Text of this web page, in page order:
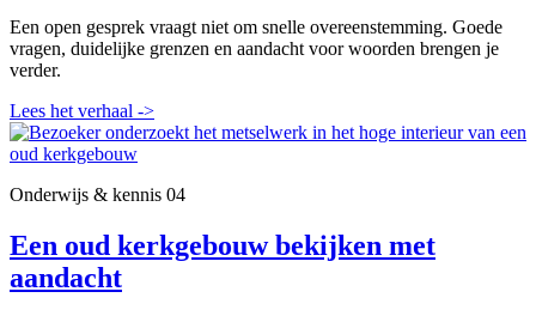
Een open gesprek vraagt niet om snelle overeenstemming. Goede
vragen, duidelijke grenzen en aandacht voor woorden brengen je
verder.
Lees het verhaal ->
Onderwijs & kennis 04
Een oud kerkgebouw bekijken met
aandacht